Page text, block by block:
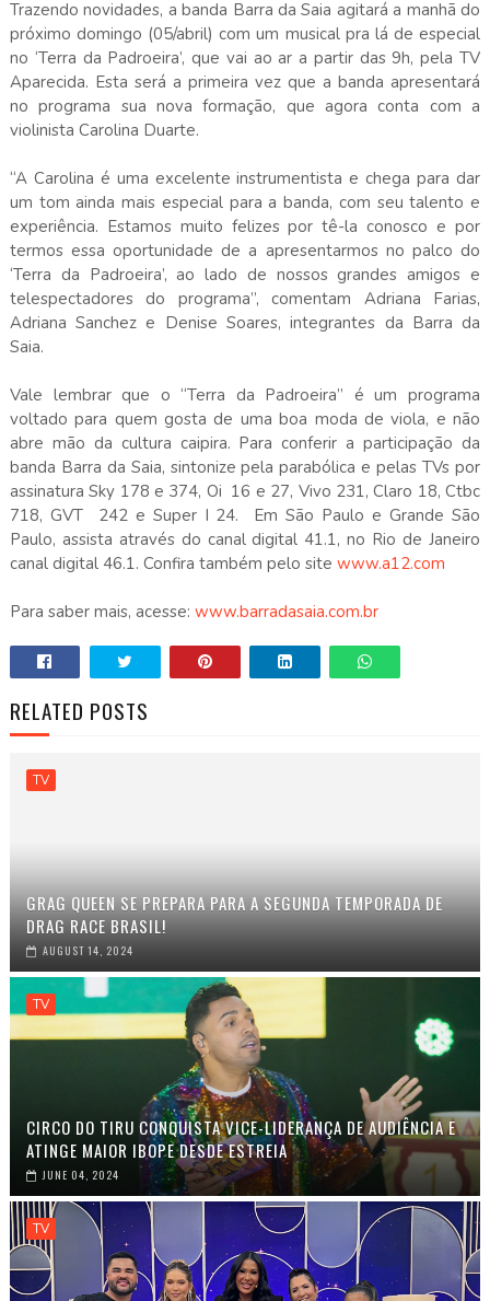
Trazendo novidades, a banda Barra da Saia agitará a manhã do
próximo domingo (05/abril) com um musical pra lá de especial
no ‘Terra da Padroeira’, que vai ao ar a partir das 9h, pela TV
Aparecida. Esta será a primeira vez que a banda apresentará
no programa sua nova formação, que agora conta com a
violinista Carolina Duarte.
“A Carolina é uma excelente instrumentista e chega para dar
um tom ainda mais especial para a banda, com seu talento e
experiência. Estamos muito felizes por tê-la conosco e por
termos essa oportunidade de a apresentarmos no palco do
‘Terra da Padroeira’, ao lado de nossos grandes amigos e
telespectadores do programa”, comentam Adriana Farias,
Adriana Sanchez e Denise Soares, integrantes da Barra da
Saia.
Vale lembrar que o “Terra da Padroeira” é um programa
voltado para quem gosta de uma boa moda de viola, e não
abre mão da cultura caipira. Para conferir a participação da
banda Barra da Saia, sintonize pela parabólica e pelas TVs por
assinatura Sky 178 e 374, Oi 16 e 27, Vivo 231, Claro 18, Ctbc
718, GVT 242 e Super I 24. Em São Paulo e Grande São
Paulo, assista através do canal digital 41.1, no Rio de Janeiro
canal digital 46.1. Confira também pelo site www.a12.com
Para saber mais, acesse: www.barradasaia.com.br
RELATED POSTS
TV
GRAG QUEEN SE PREPARA PARA A SEGUNDA TEMPORADA DE
DRAG RACE BRASIL!
AUGUST 14, 2024
TV
CIRCO DO TIRU CONQUISTA VICE-LIDERANÇA DE AUDIÊNCIA E
ATINGE MAIOR IBOPE DESDE ESTREIA
JUNE 04, 2024
TV